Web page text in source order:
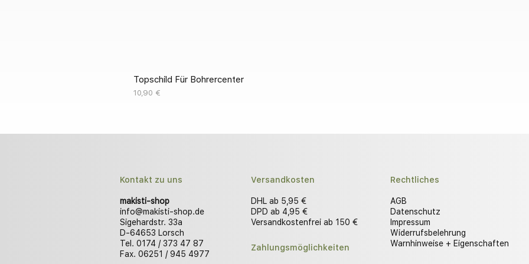
Topschild Für Bohrercenter
Preis
10,90 €
Kontakt zu uns
makisti-shop
info@makisti-shop.de
Sigehardstr. 33a
D-64653 Lorsch
Tel. 0174 / 373 47 87
Fax. 06251 / 945 4977
Versandkosten
DHL ab 5,95 €
DPD ab 4,95 €
Versandkostenfrei ab 150 €
Zahlungsmöglichkeiten
Rechtliches
AGB
Datenschutz
Impressum
Widerrufsbelehrung
Warnhinweise + Eigenschaften